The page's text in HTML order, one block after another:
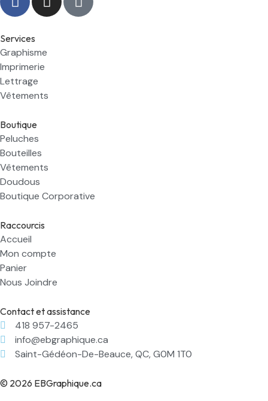
Services
Graphisme
Imprimerie
Lettrage
Vêtements
Boutique
Peluches
Bouteilles
Vêtements
Doudous
Boutique Corporative
Raccourcis
Accueil
Mon compte
Panier
Nous Joindre
Contact et assistance
418 957-2465
info@ebgraphique.ca
Saint-Gédéon-De-Beauce, QC, G0M 1T0
© 2026 EBGraphique.ca